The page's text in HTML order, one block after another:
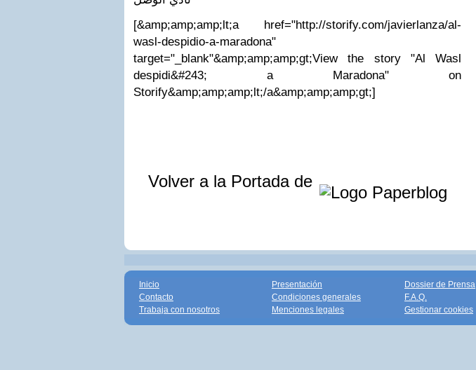
[&amp;amp;amp;lt;a href="http://storify.com/javierlanza/al-
wasl-despidio-a-maradona"
target="_blank"&amp;amp;amp;gt;View the story "Al Wasl
despidi&#243; a Maradona" on
Storify&amp;amp;amp;lt;/a&amp;amp;amp;gt;]
Volver a la Portada de
Inicio
Contacto
Trabaja con nosotros
Presentación
Condiciones generales
Menciones legales
Dossier de Prensa
F.A.Q.
Gestionar cookies